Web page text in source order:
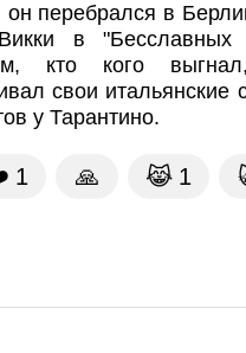
перебрался в
в "Бесславных
кто кого
свои итальянские
у Тарантино.
1 🙏 😹 1